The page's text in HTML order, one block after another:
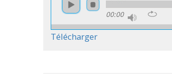
00:00
Télécharger